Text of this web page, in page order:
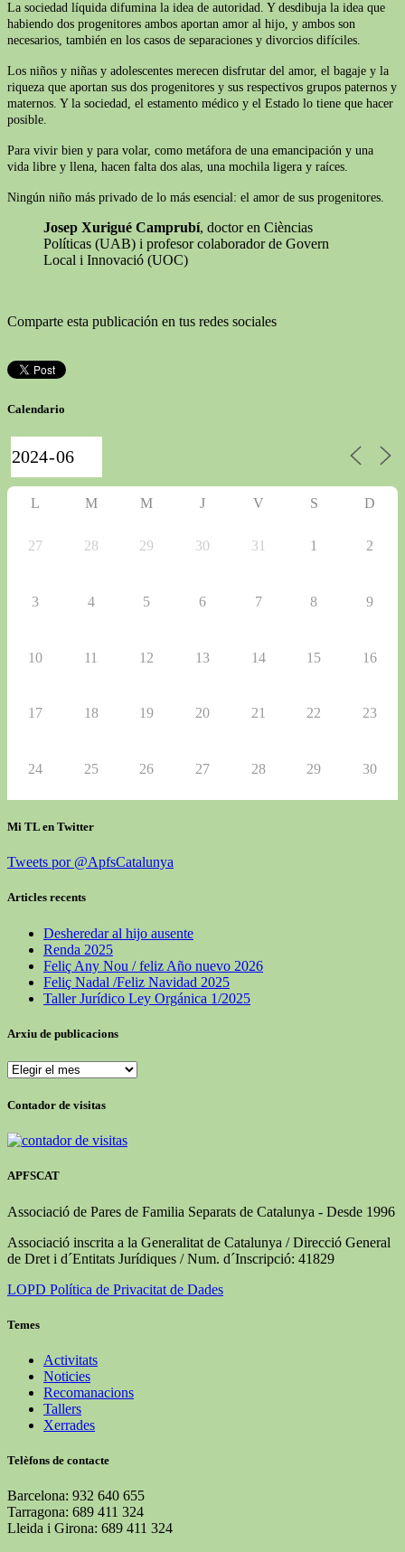
La sociedad líquida difumina la idea de autoridad. Y desdibuja la idea que
habiendo dos progenitores ambos aportan amor al hijo, y ambos son
necesarios, también en los casos de separaciones y divorcios difíciles.
Los niños y niñas y adolescentes merecen disfrutar del amor, el bagaje y la
riqueza que aportan sus dos progenitores y sus respectivos grupos paternos y
maternos. Y la sociedad, el estamento médico y el Estado lo tiene que hacer
posible.
Para vivir bien y para volar, como metáfora de una emancipación y una
vida libre y llena, hacen falta dos alas, una mochila ligera y raíces.
Ningún niño más privado de lo más esencial: el amor de sus progenitores.
Josep Xurigué Camprubí, doctor en Cièncias
Políticas (UAB) i profesor colaborador de Govern
Local i Innovació (UOC)
Comparte esta publicación en tus redes sociales
Calendario
L M M J V S D
27 28 29 30 31 1 2
3 4 5 6 7 8 9
10 11 12 13 14 15 16
17 18 19 20 21 22 23
24 25 26 27 28 29 30
Mi TL en Twitter
Tweets por @ApfsCatalunya
Articles recents
Desheredar al hijo ausente
Renda 2025
Feliç Any Nou / feliz Año nuevo 2026
Feliç Nadal /Feliz Navidad 2025
Taller Jurídico Ley Orgánica 1/2025
Arxiu de publicacions
Contador de visitas
APFSCAT
Associació de Pares de Familia Separats de Catalunya - Desde 1996
Associació inscrita a la Generalitat de Catalunya / Direcció General
de Dret i d´Entitats Jurídiques / Num. d´Inscripció: 41829
LOPD Política de Privacitat de Dades
Temes
Activitats
Noticies
Recomanacions
Tallers
Xerrades
Telèfons de contacte
Barcelona: 932 640 655
Tarragona: 689 411 324
Lleida i Girona: 689 411 324